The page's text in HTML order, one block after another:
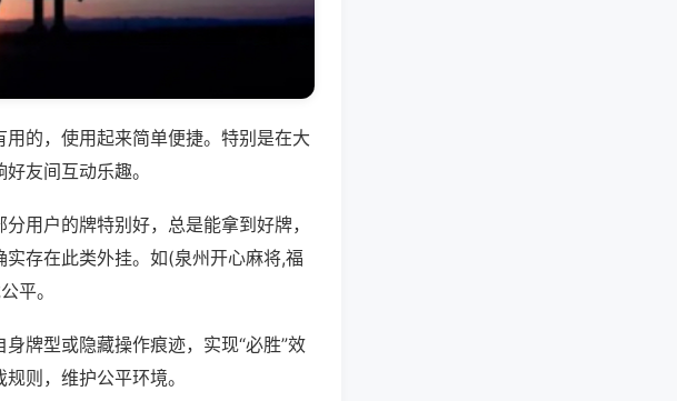
的，使用起来简单便捷。特别是在大
友间互动乐趣。
用户的牌特别好，总是能拿到好牌，
存在此类外挂。如(泉州开心麻将,福
平。
牌型或隐藏操作痕迹，实现“必胜”效
则，维护公平环境。